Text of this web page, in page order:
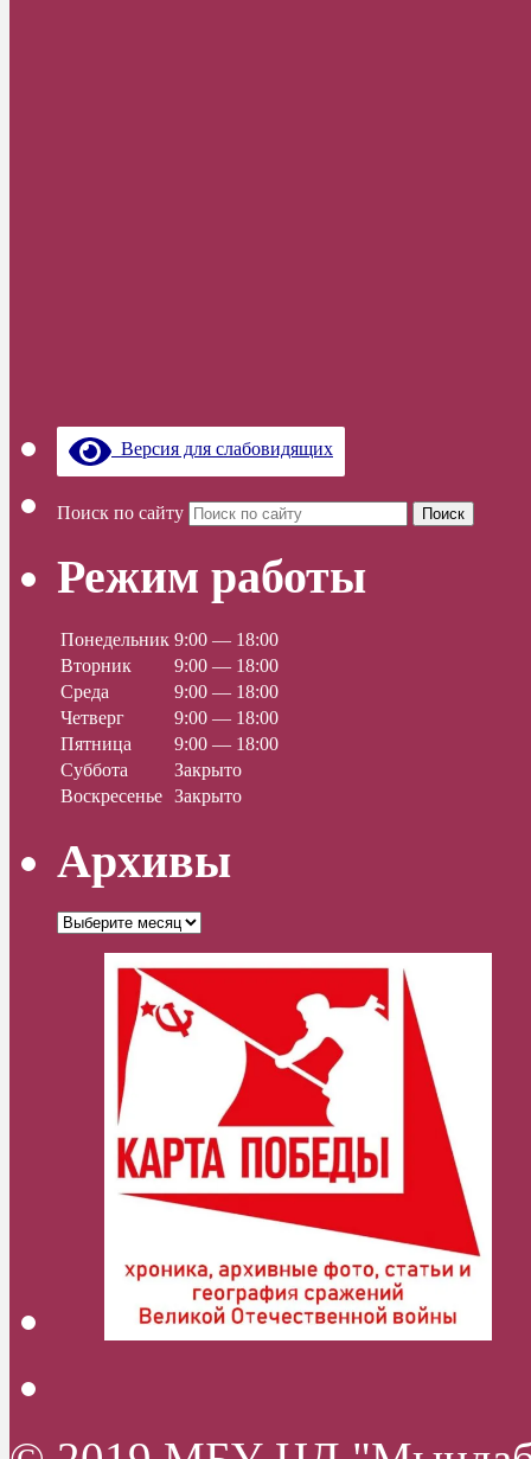
Версия для слабовидящих
Поиск по сайту Поиск
Режим работы
Понедельник 9:00 — 18:00
Вторник
9:00 — 18:00
Среда
9:00 — 18:00
Четверг
9:00 — 18:00
Пятница
9:00 — 18:00
Суббота
Закрыто
Воскресенье Закрыто
Архивы
Архивы